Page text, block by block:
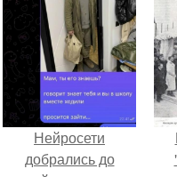
Нейросети
добрались до